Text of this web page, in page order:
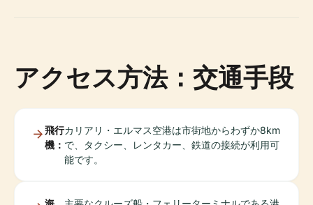
アクセス方法：交通手段
飛行
機：
カリアリ・エルマス空港は市街地からわずか8km
で、タクシー、レンタカー、鉄道の接続が利用可
能です。